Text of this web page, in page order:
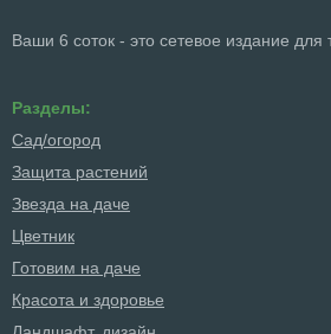
Ваши 6 соток - это сетевое издание для
Разделы:
Сад/огород
Защита растений
Звезда на даче
Цветник
Готовим на даче
Красота и здоровье